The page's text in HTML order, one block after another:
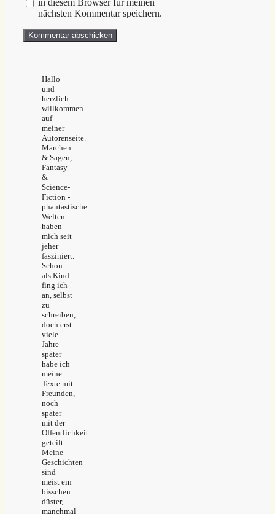
in diesem Browser für meinen
nächsten Kommentar speichern.
Hallo
und
herzlich
willkommen
auf
meiner
Autorenseite.
Märchen
& Sagen,
Fantasy
&
Science-
Fiction -
phantastische
Welten
haben
mich seit
jeher
fasziniert.
Schon
als Kind
fing ich
an, selbst
zu
schreiben,
doch erst
viele
Jahre
später
habe ich
meine
Texte mit
Freunden,
noch
später
mit der
Öffentlichkeit
geteilt.
Meine
Geschichten
sind
meist ein
bisschen
düster,
manchmal